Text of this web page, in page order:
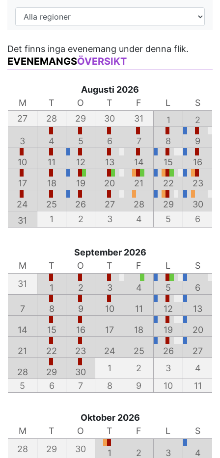
Det finns inga evenemang under denna flik.
EVENEMANGSÖVERSIKT
Augusti 2026
M
T O T F L
S
27
28 29 30 31 1 2
3 4 5 6 7 8 9
10 11 12 13 14 15 16
17 18 19 20 21 22 23
24 25 26 27 28 29
30
31
1 2 3 4 5 6
September 2026
M
T O T F L
S
31
1 2 3 4 5 6
7 8 9 10 11 12 13
14 15 16 17 18 19 20
21 22 23 24 25 26 27
28 29 30 1 2 3
4
5
6 7 8 9 10 11
Oktober 2026
M
T O T F L
S
28
29 30 1 2 3 4